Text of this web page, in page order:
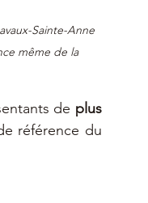
Sainte-Anne
même de la
de plus
référence du